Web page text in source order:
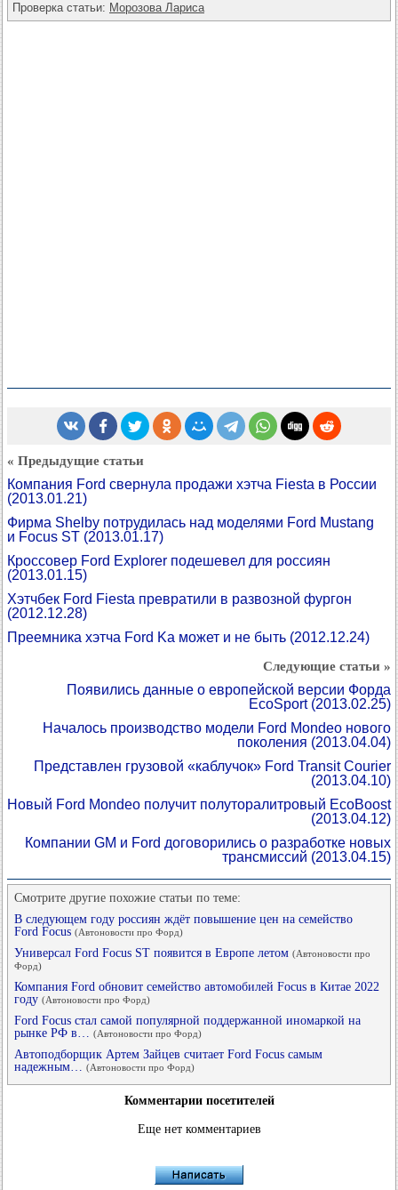
Проверка статьи: Морозова Лариса
« Предыдущие статьи
Компания Ford свернула продажи хэтча Fiesta в России
(2013.01.21)
Фирма Shelby потрудилась над моделями Ford Mustang
и Focus ST (2013.01.17)
Кроссовер Ford Explorer подешевел для россиян
(2013.01.15)
Хэтчбек Ford Fiesta превратили в развозной фургон
(2012.12.28)
Преемника хэтча Ford Ka может и не быть (2012.12.24)
Следующие статьи »
Появились данные о европейской версии Форда
EcoSport (2013.02.25)
Началось производство модели Ford Mondeo нового
поколения (2013.04.04)
Представлен грузовой «каблучок» Ford Transit Courier
(2013.04.10)
Новый Ford Mondeo получит полуторалитровый EcoBoost
(2013.04.12)
Компании GM и Ford договорились о разработке новых
трансмиссий (2013.04.15)
Смотрите другие похожие статьи по теме:
В следующем году россиян ждёт повышение цен на семейство
Ford Focus (Автоновости про Форд)
Универсал Ford Focus ST появится в Европе летом (Автоновости про
Форд)
Компания Ford обновит семейство автомобилей Focus в Китае 2022
году (Автоновости про Форд)
Ford Focus стал самой популярной поддержанной иномаркой на
рынке РФ в… (Автоновости про Форд)
Автоподборщик Артем Зайцев считает Ford Focus самым
надежным… (Автоновости про Форд)
Комментарии посетителей
Еще нет комментариев